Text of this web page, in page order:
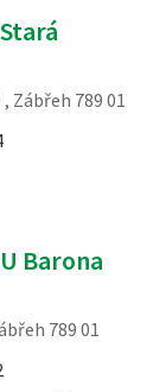
Zábřeh 789 01
Barona
789 01